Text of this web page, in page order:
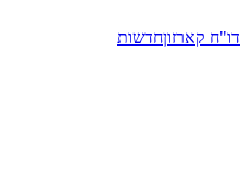
דו"ח קארזוןחדשות